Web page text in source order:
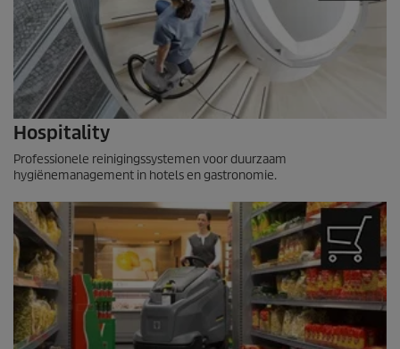
Hospitality
Professionele reinigingssystemen voor duurzaam
hygiënemanagement in hotels en gastronomie.